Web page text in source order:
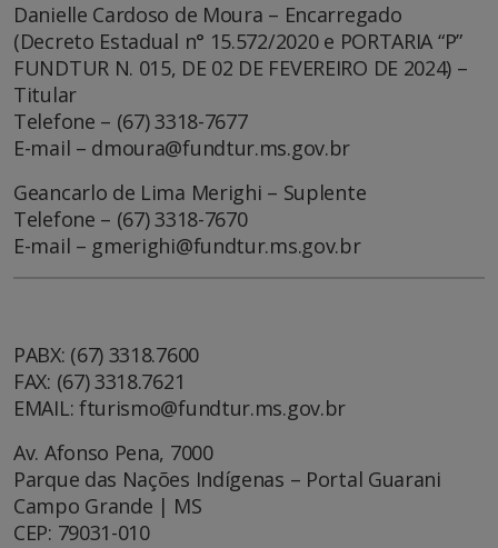
Danielle Cardoso de Moura – Encarregado
(Decreto Estadual n° 15.572/2020 e PORTARIA “P”
FUNDTUR N. 015, DE 02 DE FEVEREIRO DE 2024) –
Titular
Telefone – (67) 3318-7677
E-mail – dmoura@fundtur.ms.gov.br
Geancarlo de Lima Merighi – Suplente
Telefone – (67) 3318-7670
E-mail – gmerighi@fundtur.ms.gov.br
PABX: (67) 3318.7600
FAX: (67) 3318.7621
EMAIL: fturismo@fundtur.ms.gov.br
Av. Afonso Pena, 7000
Parque das Nações Indígenas – Portal Guarani
Campo Grande | MS
CEP: 79031-010